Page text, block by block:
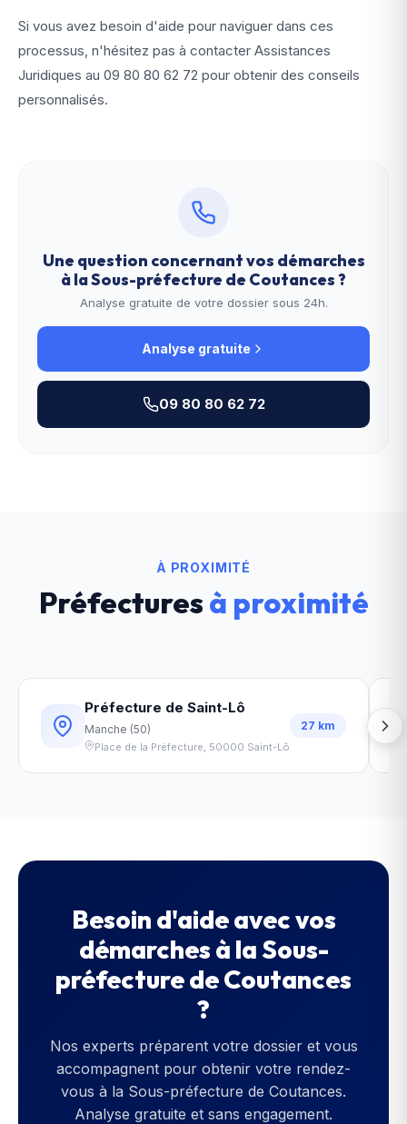
Si vous avez besoin d'aide pour naviguer dans ces
processus, n'hésitez pas à contacter Assistances
Juridiques au 09 80 80 62 72 pour obtenir des conseils
personnalisés.
Une question concernant vos démarches
à laSous-préfecture de Coutances?
Analyse gratuite de votre dossier sous 24h.
Analyse gratuite
09 80 80 62 72
À PROXIMITÉ
Préfecturesà proximité
Préfecture de Saint-Lô
Manche (50)
Place de la Préfecture, 50000 Saint-Lô
27 km
Besoin d'aide avec vos
démarches à laSous-
préfecture de Coutances
?
Nos experts préparent votre dossier et vous
accompagnent pour obtenir votre rendez-
vous à la Sous-préfecture de Coutances.
Analyse gratuite et sans engagement.